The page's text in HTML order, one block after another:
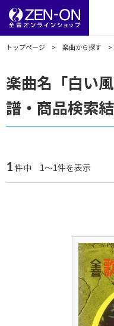
トップページ 楽曲から探す
楽曲名「白い
譜・商品検索
1 件中 1～1件を表示